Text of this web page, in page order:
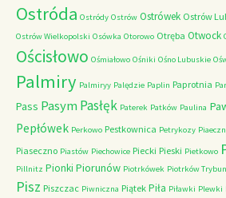
Ostróda Ostródy Ostrów Ostrówek Ostrów
Ostrów Wielkopolski Osówka Otorowo Otręba Otwock
Ościsłowo Ośmiałowo Ośniki Ośno Lubuskie
Palmiry Palmiryy Palędzie Paplin Paprotnia
Pass PasymPasłęk Paterek Patków Paulina
Pepłówek Perkowo Pestkownica Petrykozy
Piaseczno Piastów Piechowice Piecki Pieski Pietkowo
Pillnitz Pionki Piorunów Piotrkówek Piotrków
Pisz Piszczac Piwniczna Piątek Piła Piławki Plewki